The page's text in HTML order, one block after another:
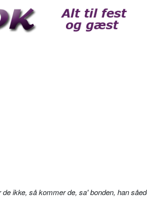
ikke, så kommer de, sa' bonden, han